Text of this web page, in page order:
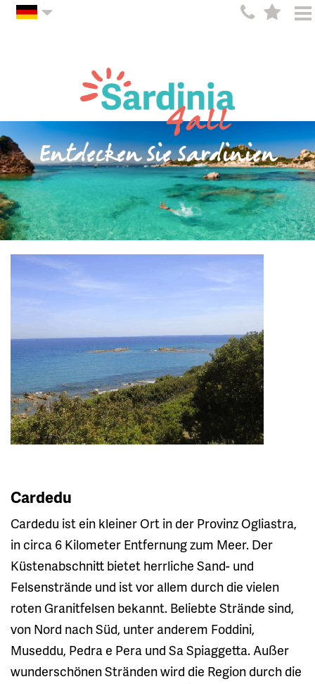
Entdecken Sie Sardinien
Cardedu
Cardedu ist ein kleiner Ort in der Provinz Ogliastra,
in circa 6 Kilometer Entfernung zum Meer. Der
Küstenabschnitt bietet herrliche Sand- und
Felsenstrände und ist vor allem durch die vielen
roten Granitfelsen bekannt. Beliebte Strände sind,
von Nord nach Süd, unter anderem Foddini,
Museddu, Pedra e Pera und Sa Spiaggetta. Außer
wunderschönen Stränden wird die Region durch die